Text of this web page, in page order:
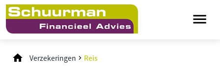
Verzekeringen Reis